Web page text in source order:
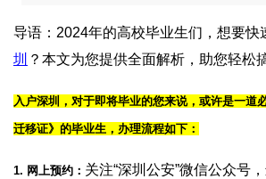
导语：2024年的高校毕业生们，想要快
圳 ？本文为您提供全面解析，助您轻松
入户深圳，对于即将毕业的您来说，或许是一道
迁移证》的毕业生，办理流程如下：
1. 网上预约： 关注“深圳公安”微信公众号